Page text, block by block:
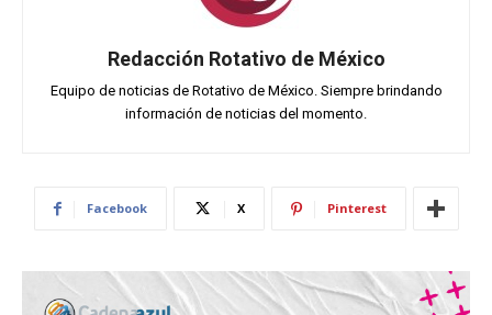
Redacción Rotativo de México
Equipo de noticias de Rotativo de México. Siempre brindando
información de noticias del momento.
Facebook X Pinterest